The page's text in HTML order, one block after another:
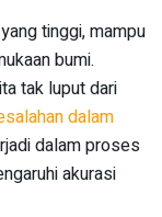
tinggi, mampu
bumi.
tak luput dari
dalam
dalam proses
akurasi